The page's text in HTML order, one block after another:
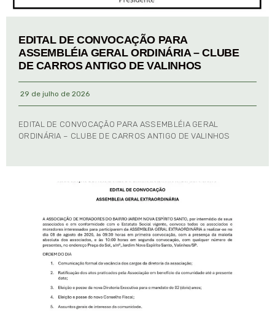
EDITAL DE CONVOCAÇÃO PARA
ASSEMBLÉIA GERAL ORDINÁRIA – CLUBE
DE CARROS ANTIGO DE VALINHOS
29 de julho de 2026
EDITAL DE CONVOCAÇÃO PARA ASSEMBLÉIA GERAL
ORDINÁRIA – CLUBE DE CARROS ANTIGO DE VALINHOS